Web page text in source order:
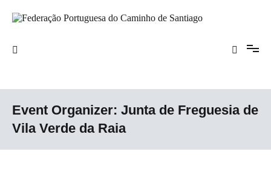
para
Santiago
Event Organizer: Junta de Freguesia de
Vila Verde da Raia